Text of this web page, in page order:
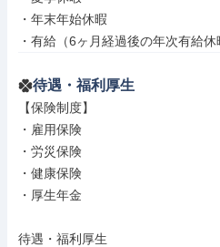
・年末年始休暇
・有給（6ヶ月経過後の年次有給休
待遇・福利厚生
【保険制度】
・雇用保険
・労災保険
・健康保険
・厚生年金
待遇・福利厚生